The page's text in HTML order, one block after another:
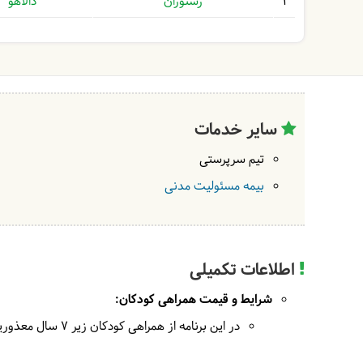
سایر خدمات
تیم سرپرستی
بیمه مسئولیت مدنی
اطلاعات تکمیلی
شرایط و قیمت همراهی کودکان:
در این برنامه از همراهی کودکان زیر 7 سال معذوریم.